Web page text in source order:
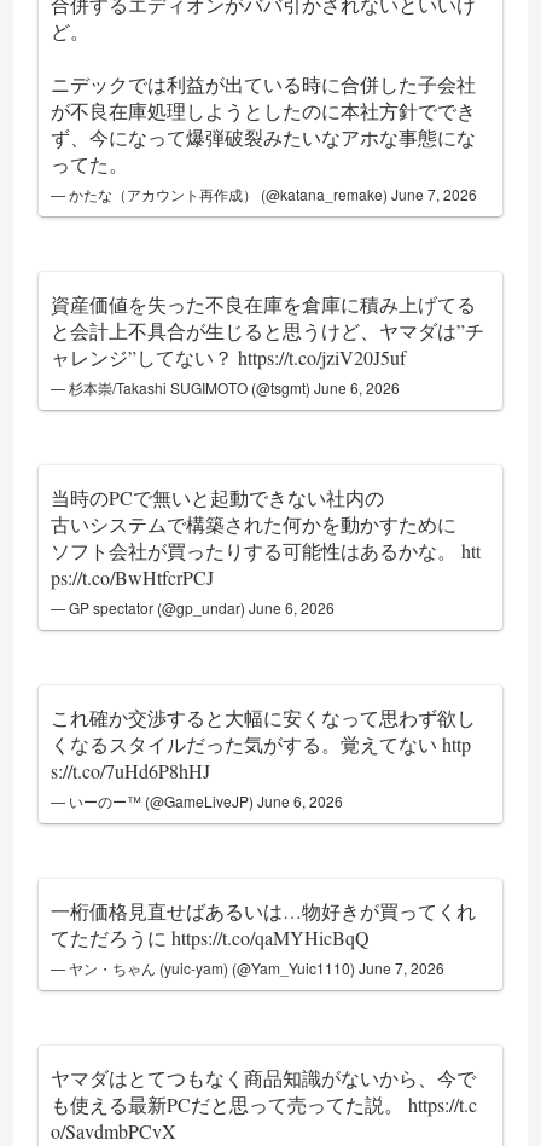
ど。
ニデックでは利益が出ている時に合併した子会社
が不良在庫処理しようとしたのに本社方針ででき
ず、今になって爆弾破裂みたいなアホな事態にな
ってた。
— かたな（アカウント再作成） (@katana_remake)June 7, 2026
資産価値を失った不良在庫を倉庫に積み上げてる
と会計上不具合が生じると思うけど、ヤマダは”チ
ャレンジ”してない？https://t.co/jziV20J5uf
— 杉本崇/Takashi SUGIMOTO (@tsgmt)June 6, 2026
当時のPCで無いと起動できない社内の
古いシステムで構築された何かを動かすために
ソフト会社が買ったりする可能性はあるかな。htt
ps://t.co/BwHtfcrPCJ
— GP spectator (@gp_undar)June 6, 2026
これ確か交渉すると大幅に安くなって思わず欲し
くなるスタイルだった気がする。覚えてないhttp
s://t.co/7uHd6P8hHJ
— いーのー™ (@GameLiveJP)June 6, 2026
一桁価格見直せばあるいは…物好きが買ってくれ
てただろうにhttps://t.co/qaMYHicBqQ
— ヤン・ちゃん (yuic-yam) (@Yam_Yuic1110)June 7, 2026
ヤマダはとてつもなく商品知識がないから、今で
も使える最新PCだと思って売ってた説。https://t.c
o/SavdmbPCvX